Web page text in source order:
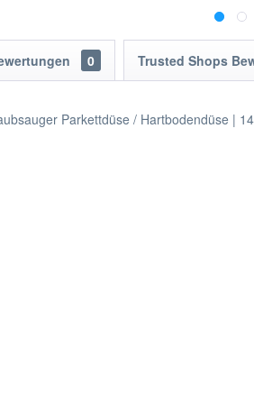
0 Trusted Shops
Parkettdüse / Hartbodendüse |